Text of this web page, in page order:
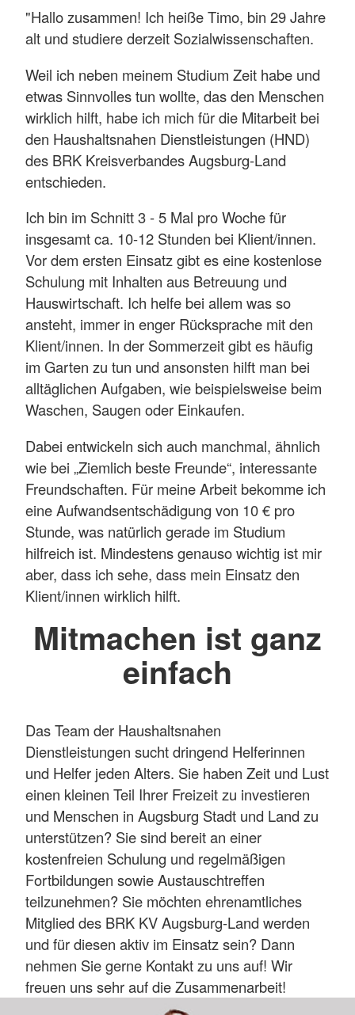
"Hallo zusammen! Ich heiße Timo, bin 29 Jahre
alt und studiere derzeit Sozialwissenschaften.
Weil ich neben meinem Studium Zeit habe und
etwas Sinnvolles tun wollte, das den Menschen
wirklich hilft, habe ich mich für die Mitarbeit bei
den Haushaltsnahen Dienstleistungen (HND)
des BRK Kreisverbandes Augsburg-Land
entschieden.
Ich bin im Schnitt 3 - 5 Mal pro Woche für
insgesamt ca. 10-12 Stunden bei Klient/innen.
Vor dem ersten Einsatz gibt es eine kostenlose
Schulung mit Inhalten aus Betreuung und
Hauswirtschaft. Ich helfe bei allem was so
ansteht, immer in enger Rücksprache mit den
Klient/innen. In der Sommerzeit gibt es häufig
im Garten zu tun und ansonsten hilft man bei
alltäglichen Aufgaben, wie beispielsweise beim
Waschen, Saugen oder Einkaufen.
Dabei entwickeln sich auch manchmal, ähnlich
wie bei „Ziemlich beste Freunde“, interessante
Freundschaften. Für meine Arbeit bekomme ich
eine Aufwandsentschädigung von 10 € pro
Stunde, was natürlich gerade im Studium
hilfreich ist. Mindestens genauso wichtig ist mir
aber, dass ich sehe, dass mein Einsatz den
Klient/innen wirklich hilft.
Mitmachen ist ganz
einfach
Das Team der Haushaltsnahen
Dienstleistungen sucht dringend Helferinnen
und Helfer jeden Alters. Sie haben Zeit und Lust
einen kleinen Teil Ihrer Freizeit zu investieren
und Menschen in Augsburg Stadt und Land zu
unterstützen? Sie sind bereit an einer
kostenfreien Schulung und regelmäßigen
Fortbildungen sowie Austauschtreffen
teilzunehmen? Sie möchten ehrenamtliches
Mitglied des BRK KV Augsburg-Land werden
und für diesen aktiv im Einsatz sein? Dann
nehmen Sie gerne Kontakt zu uns auf! Wir
freuen uns sehr auf die Zusammenarbeit!